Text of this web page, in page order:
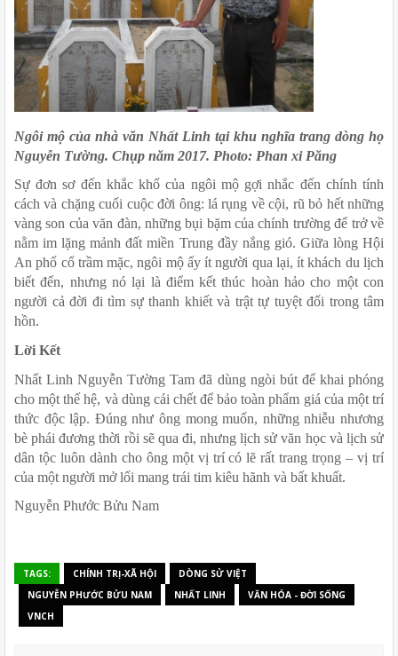
Ngôi mộ của nhà văn Nhất Linh tại khu nghĩa trang dòng họ
Nguyễn Tường. Chụp năm 2017. Photo: Phan xi Păng
Sự đơn sơ đến khắc khổ của ngôi mộ gợi nhắc đến chính tính
cách và chặng cuối cuộc đời ông: lá rụng về cội, rũ bỏ hết những
vàng son của văn đàn, những bụi bặm của chính trường để trở về
nằm im lặng mảnh đất miền Trung đầy nắng gió. Giữa lòng Hội
An phố cổ trầm mặc, ngôi mộ ấy ít người qua lại, ít khách du lịch
biết đến, nhưng nó lại là điểm kết thúc hoàn hảo cho một con
người cả đời đi tìm sự thanh khiết và trật tự tuyệt đối trong tâm
hồn.
Lời Kết
Nhất Linh Nguyễn Tường Tam đã dùng ngòi bút để khai phóng
cho một thế hệ, và dùng cái chết để bảo toàn phẩm giá của một trí
thức độc lập. Đúng như ông mong muốn, những nhiễu nhương
bè phái đương thời rồi sẽ qua đi, nhưng lịch sử văn học và lịch sử
dân tộc luôn dành cho ông một vị trí có lẽ rất trang trọng – vị trí
của một người mở lối mang trái tim kiêu hãnh và bất khuất.
Nguyễn Phước Bửu Nam
TAGS: CHÍNH TRỊ-XÃ HỘI
DÒNG SỬ VIỆT
NGUYỄN PHƯỚC BỬU NAM
NHẤT LINH
VĂN HÓA - ĐỜI SỐNG
VNCH